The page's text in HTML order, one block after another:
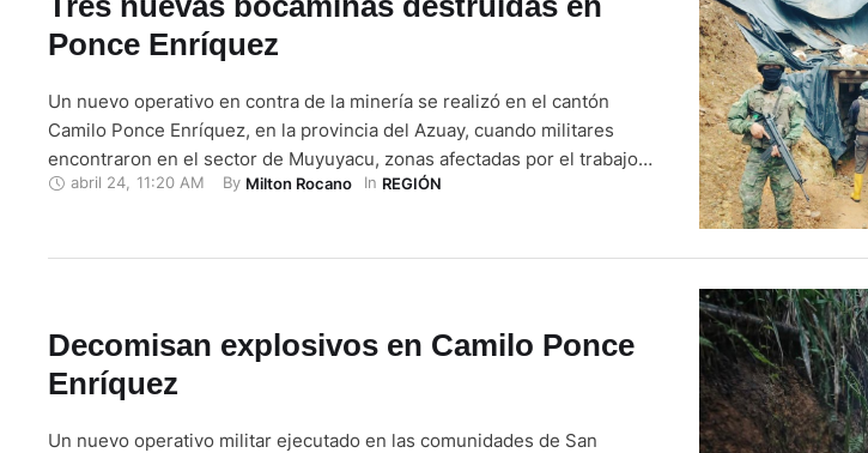
Ponce Enríquez
Un nuevo operativo en contra de la minería se realizó en el cantón
Camilo Ponce Enríquez, en la provincia del Azuay, cuando militares
encontraron en el sector de Muyuyacu, zonas afectadas por el trabajo
irregular. La intervención dejó como resultado la inhabilitación de 3
abril 24 11:20 AM By Milton Rocano In REGIÓN
Decomisan explosivos en Camilo Ponce
Enríquez
Un nuevo operativo militar ejecutado en las comunidades de San